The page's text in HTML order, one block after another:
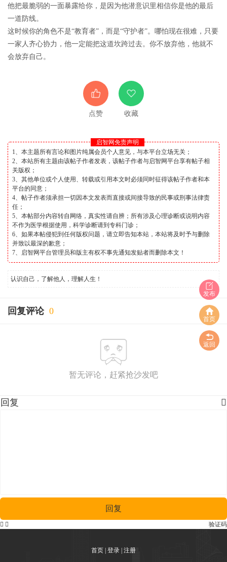
他把最脆弱的一面暴露给你，是因为他潜意识里相信你是他的最后
一道防线。
这时候你的角色不是“教育者”，而是“守护者”。哪怕现在很难，只要
一家人齐心协力，他一定能把这道坎跨过去。你不放弃他，他就不
会放弃自己。
点赞 收藏
启智网免责声明
1、本主题所有言论和图片纯属会员个人意见，与本平台立场无关；
2、本站所有主题由该帖子作者发表，该帖子作者与启智网平台享有帖子相
关版权；
3、其他单位或个人使用、转载或引用本文时必须同时征得该帖子作者和本
平台的同意；
4、帖子作者须承担一切因本文发表而直接或间接导致的民事或刑事法律责
任；
5、本帖部分内容转自网络，真实性请自辨；所有涉及心理诊断或说明内容
不作为医学根据使用，科学诊断请到专科门诊；
6、如果本帖侵犯到任何版权问题，请立即告知本站，本站将及时予与删除
并致以最深的歉意；
7、启智网平台管理员和版主有权不事先通知发贴者而删除本文！
认识自己，了解他人，理解人生！
回复评论 0
暂无评论，赶紧抢沙发吧
发布
首页
返回

回复
回复
验证码
 
首页 登录 注册